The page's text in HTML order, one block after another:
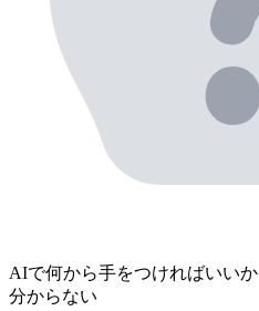
AIで何から手をつければいいか
分からない